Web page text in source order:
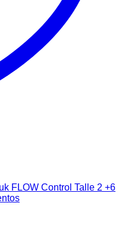
FLOW Control Talle 2 +6